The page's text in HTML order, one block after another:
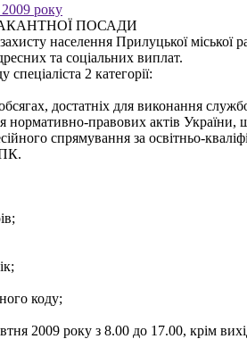
року
ПОСАДИ
населення Прилуцької
та соціальних виплат.
2 категорії:
достатніх для виконання
нормативно-правових актів України,
спрямування за освітньо-
коду;
2009 року з 8.00 до 17.00, крім